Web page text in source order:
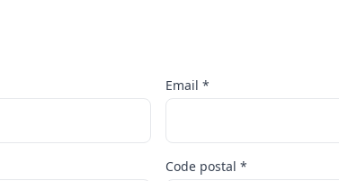
Email *
Code postal *